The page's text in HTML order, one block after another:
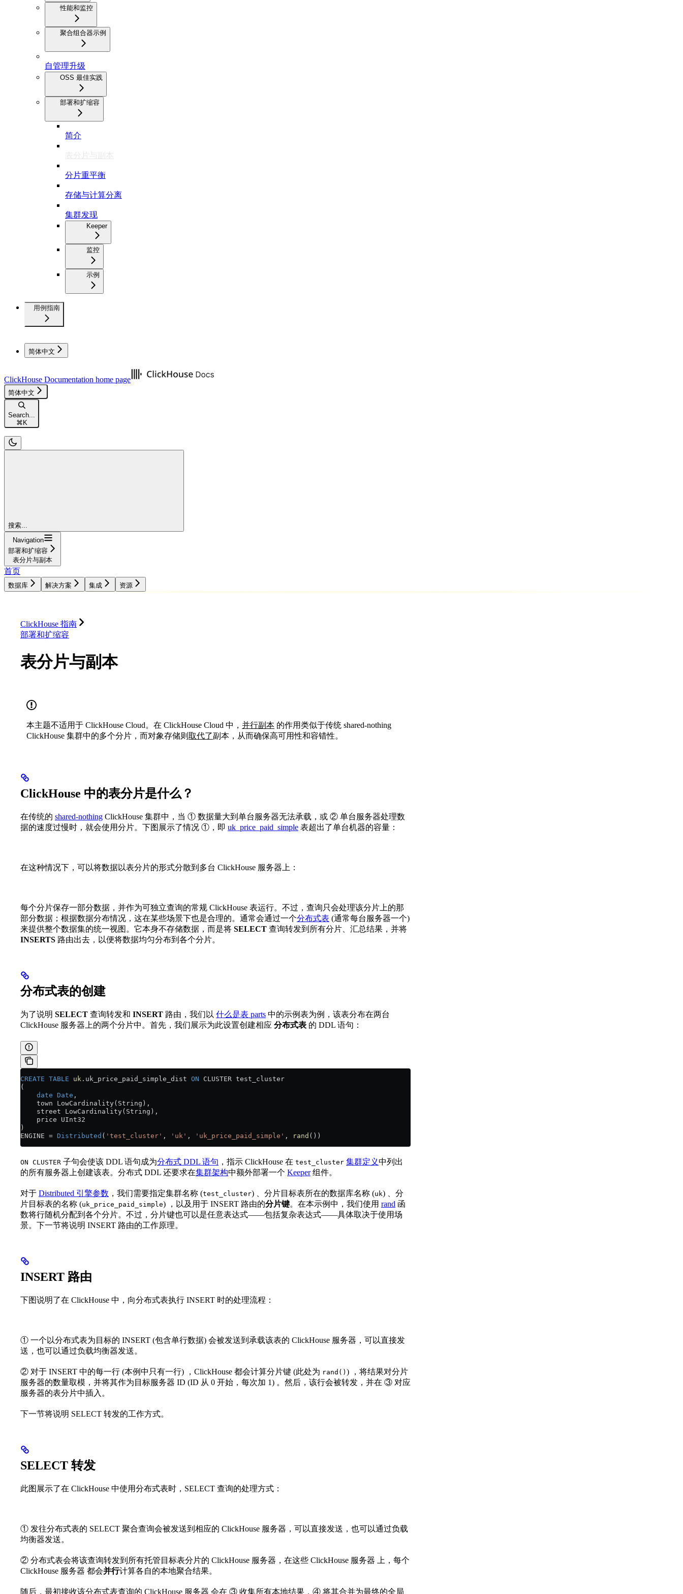
性能和监控
聚合组合器示例
自管理升级
OSS 最佳实践
部署和扩缩容
简介
表分片与副本
分片重平衡
存储与计算分离
集群发现
Keeper
监控
示例
用例指南
简体中文
ClickHouse Documentation home page
简体中文
Search...
⌘ K
搜索...
Navigation
部署和扩缩容
表分片与副本
首页
数据库 解决方案 集成 资源
ClickHouse 指南
部署和扩缩容
表分片与副本
本主题不适用于 ClickHouse Cloud。在 ClickHouse Cloud 中， 并行副本 的作用类似于传统 shared-nothing
ClickHouse 集群中的多个分片，而对象存储则 取代了副本，从而确保高可用性和容错性。
ClickHouse 中的表分片是什么？
在传统的 shared-nothing ClickHouse 集群中，当 ① 数据量大到单台服务器无法承载，或 ② 单台服务器处理数
据的速度过慢时，就会使用分片。下图展示了情况 ①，即 uk_price_paid_simple 表超出了单台机器的容量：
在这种情况下，可以将数据以表分片的形式分散到多台 ClickHouse 服务器上：
每个分片保存一部分数据，并作为可独立查询的常规 ClickHouse 表运行。不过，查询只会处理该分片上的那
部分数据；根据数据分布情况，这在某些场景下也是合理的。通常会通过一个分布式表 (通常每台服务器一个)
来提供整个数据集的统一视图。它本身不存储数据，而是将 SELECT 查询转发到所有分片、汇总结果，并将
INSERTS 路由出去，以便将数据均匀分布到各个分片。
分布式表的创建
为了说明 SELECT 查询转发和 INSERT 路由，我们以 什么是表 parts 中的示例表为例，该表分布在两台
ClickHouse 服务器上的两个分片中。首先，我们展示为此设置创建相应 分布式表 的 DDL 语句：
CREATE TABLE uk .uk_price_paid_simple_dist ON CLUSTER test_cluster
(
    date
Date ,
    town LowCardinality(String),
    street LowCardinality(String),
    price UInt32
)
ENGINE = Distributed ( 'test_cluster' , 'uk' , 'uk_price_paid_simple' , rand ())
ON CLUSTER 子句会使该 DDL 语句成为分布式 DDL 语句 ，指示 ClickHouse 在 test_cluster 集群定义中列出
的所有服务器上创建该表。分布式 DDL 还要求在集群架构中额外部署一个 Keeper组件。
对于 Distributed 引擎参数 ，我们需要指定集群名称 (test_cluster) 、分片目标表所在的数据库名称 (uk) 、分
片目标表的名称 (uk_price_paid_simple) ，以及用于 INSERT 路由的分片键。在本示例中，我们使用 rand 函
数将行随机分配到各个分片。不过，分片键也可以是任意表达式——包括复杂表达式——具体取决于使用场
景。下一节将说明 INSERT 路由的工作原理。
INSERT 路由
下图说明了在 ClickHouse 中，向分布式表执行 INSERT 时的处理流程：
① 一个以分布式表为目标的 INSERT (包含单行数据) 会被发送到承载该表的 ClickHouse 服务器，可以直接发
送，也可以通过负载均衡器发送。
② 对于 INSERT 中的每一行 (本例中只有一行) ，ClickHouse 都会计算分片键 (此处为 rand() ) ，将结果对分片
服务器的数量取模，并将其作为目标服务器 ID (ID 从 0 开始，每次加 1) 。然后，该行会被转发，并在 ③ 对应
服务器的表分片中插入。
下一节将说明 SELECT 转发的工作方式。
SELECT 转发
此图展示了在 ClickHouse 中使用分布式表时，SELECT 查询的处理方式：
① 发往分布式表的 SELECT 聚合查询会被发送到相应的 ClickHouse 服务器，可以直接发送，也可以通过负载
均衡器发送。
② 分布式表会将该查询转发到所有托管目标表分片的 ClickHouse 服务器，在这些 ClickHouse 服务器 上，每个
ClickHouse 服务器 都会并行计算各自的本地聚合结果。
随后，最初接收该分布式表查询的 ClickHouse 服务器 会在 ③ 收集所有本地结果，④ 将其合并为最终的全局